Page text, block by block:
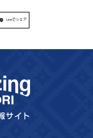
Lineでシェア